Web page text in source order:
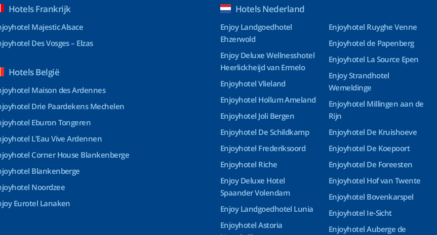
Hotels Frankrijk
Majestic Alsace
Des Vosges – Elzas
Hotels België
Maison des Ardennes
Drie Paardekens Mechelen
Eburon Tongeren
L’Eau Vive Ardennen
Corner House Blankenberge
Blankenberge
Noordzee
Eurotel Lanaken
Hotels Nederland
Enjoy Landgoedhotel
Ehzerwold
Enjoy Deluxe Wellnesshotel
Heerlickheijd van Ermelo
Enjoyhotel Vlieland
Enjoyhotel Hollum Ameland
Enjoyhotel Joli Bergen
Enjoyhotel De Schildkamp
Enjoyhotel Frederiksoord
Enjoyhotel Riche
Enjoy Deluxe Hotel
Spaander Volendam
Enjoy Landgoedhotel Lunia
Enjoyhotel Astoria
Enjoyhotel Ruyghe Venne
Enjoyhotel de Papenberg
Enjoyhotel La Source Epen
Enjoy Strandhotel
Wemeldinge
Enjoyhotel Millingen aan de
Rijn
Enjoyhotel De Kruishoeve
Enjoyhotel De Koepoort
Enjoyhotel De Foreesten
Enjoyhotel Hof van Twente
Enjoyhotel Bovenkarspel
Enjoyhotel Ie-Sicht
Enjoyhotel Auberge de